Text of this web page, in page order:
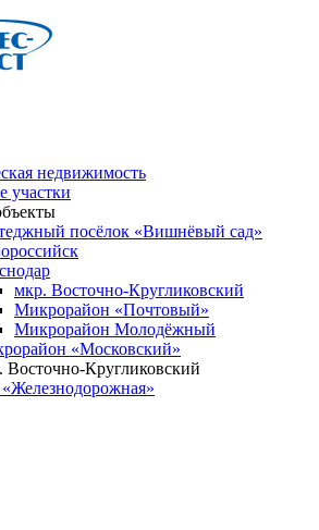
недвижимость
участки
посёлок «Вишнёвый сад»
мкр. Восточно-Кругликовский
Микрорайон «Почтовый»
Микрорайон Молодёжный
«Московский»
Восточно-Кругликовский